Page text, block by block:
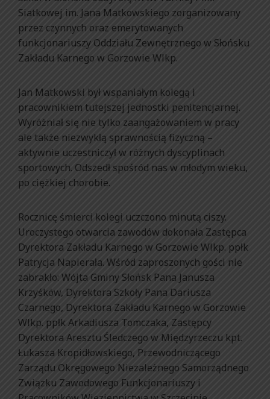
Siatkowej im. Jana Matkowskiego zorganizowany
przez czynnych oraz emerytowanych
funkcjonariuszy Oddziału Zewnętrznego w Słońsku
Zakładu Karnego w Gorzowie Wlkp.
Jan Matkowski był wspaniałym kolegą i
pracownikiem tutejszej jednostki penitencjarnej.
Wyróżniał się nie tylko zaangażowaniem w pracy
ale także niezwykłą sprawnością fizyczną –
aktywnie uczestniczył w różnych dyscyplinach
sportowych. Odszedł spośród nas w młodym wieku,
po ciężkiej chorobie.
Rocznicę śmierci kolegi uczczono minutą ciszy.
Uroczystego otwarcia zawodów dokonała Zastępca
Dyrektora Zakładu Karnego w Gorzowie Wlkp. ppłk
Patrycja Napierała. Wśród zaproszonych gości nie
zabrakło: Wójta Gminy Słońsk Pana Janusza
Krzyśków, Dyrektora Szkoły Pana Dariusza
Czarnego, Dyrektora Zakładu Karnego w Gorzowie
Wlkp. ppłk Arkadiusza Tomczaka, Zastępcy
Dyrektora Aresztu Śledczego w Międzyrzeczu kpt.
Łukasza Kropidłowskiego, Przewodniczącego
Zarządu Okręgowego Niezależnego Samorządnego
Związku Zawodowego Funkcjonariuszy i